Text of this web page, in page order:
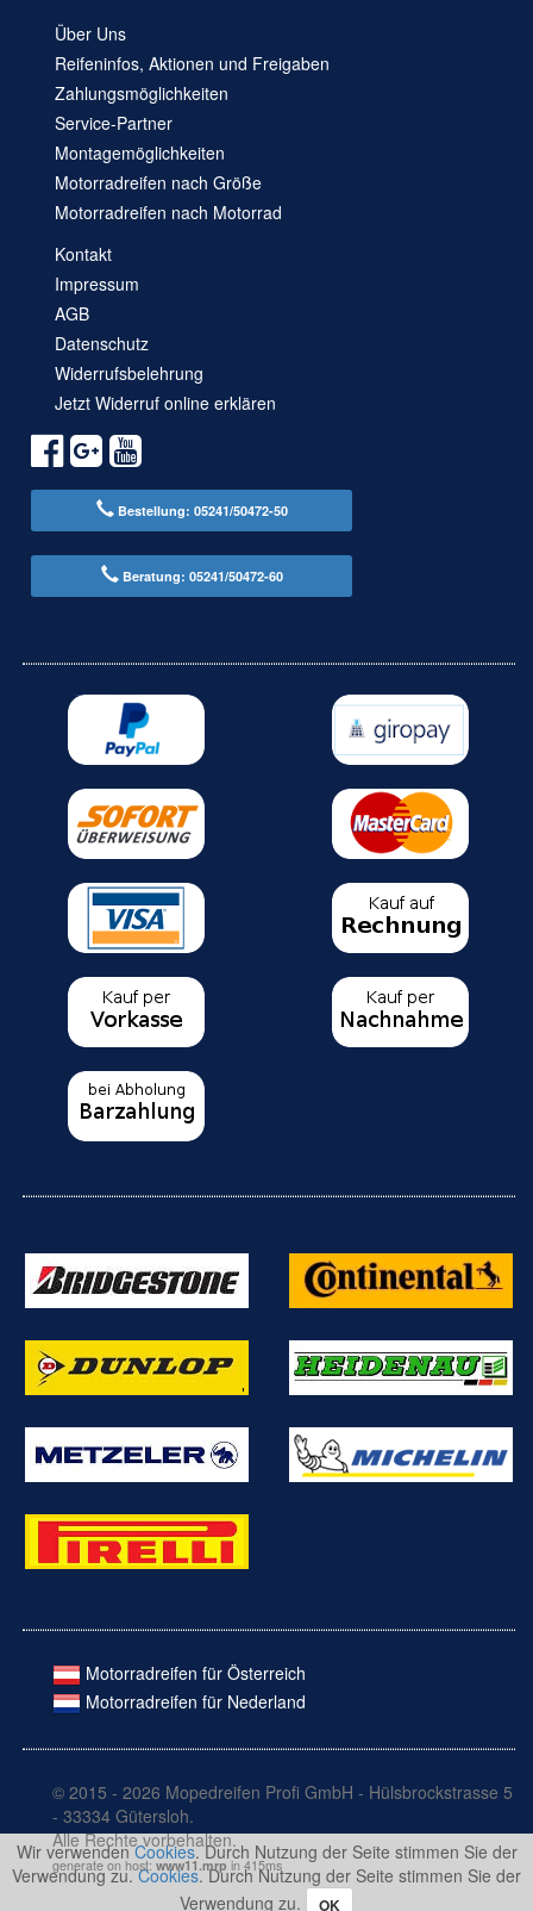
Wir verwendenCookies. Durch Nutzung der Seite stimmen Sie der
Verwendung zu.Cookies. Durch Nutzung der Seite stimmen Sie der
Verwendung zu.
OK
Über Uns
Reifeninfos, Aktionen und Freigaben
Zahlungsmöglichkeiten
Service-Partner
Montagemöglichkeiten
Motorradreifen nach Größe
Motorradreifen nach Motorrad
Kontakt
Impressum
AGB
Datenschutz
Widerrufsbelehrung
Jetzt Widerruf online erklären
Bestellung: 05241/50472-50
Beratung: 05241/50472-60
Motorradreifen für Österreich
Motorradreifen für Nederland
© 2015 - 2026 Mopedreifen Profi GmbH - Hülsbrockstrasse 5
- 33334 Gütersloh.
Alle Rechte vorbehalten.
generate on host: www11.mrp in 415ms